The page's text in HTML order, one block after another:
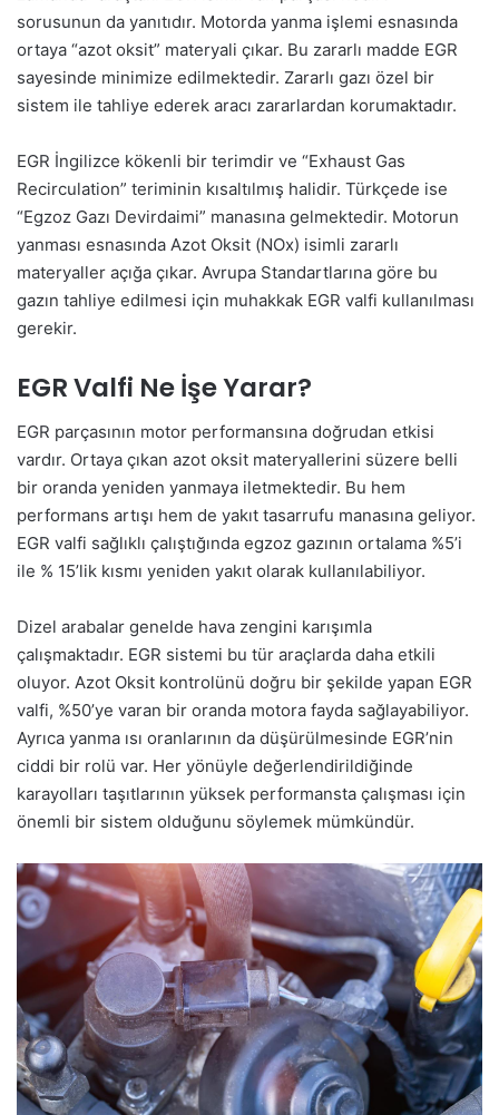
sorusunun da yanıtıdır. Motorda yanma işlemi esnasında
ortaya “azot oksit” materyali çıkar. Bu zararlı madde EGR
sayesinde minimize edilmektedir. Zararlı gazı özel bir
sistem ile tahliye ederek aracı zararlardan korumaktadır.
EGR İngilizce kökenli bir terimdir ve “Exhaust Gas
Recirculation” teriminin kısaltılmış halidir. Türkçede ise
“Egzoz Gazı Devirdaimi” manasına gelmektedir. Motorun
yanması esnasında Azot Oksit (NOx) isimli zararlı
materyaller açığa çıkar. Avrupa Standartlarına göre bu
gazın tahliye edilmesi için muhakkak EGR valfi kullanılması
gerekir.
EGR Valfi Ne İşe Yarar?
EGR parçasının motor performansına doğrudan etkisi
vardır. Ortaya çıkan azot oksit materyallerini süzere belli
bir oranda yeniden yanmaya iletmektedir. Bu hem
performans artışı hem de yakıt tasarrufu manasına geliyor.
EGR valfi sağlıklı çalıştığında egzoz gazının ortalama %5’i
ile % 15’lik kısmı yeniden yakıt olarak kullanılabiliyor.
Dizel arabalar genelde hava zengini karışımla
çalışmaktadır. EGR sistemi bu tür araçlarda daha etkili
oluyor. Azot Oksit kontrolünü doğru bir şekilde yapan EGR
valfi, %50’ye varan bir oranda motora fayda sağlayabiliyor.
Ayrıca yanma ısı oranlarının da düşürülmesinde EGR’nin
ciddi bir rolü var. Her yönüyle değerlendirildiğinde
karayolları taşıtlarının yüksek performansta çalışması için
önemli bir sistem olduğunu söylemek mümkündür.